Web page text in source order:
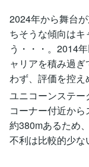
2024年から舞台
ちそうな傾向は
う・・・。2014
ャリアを積み過
わず、評価を控え
ユニコーンステ
コーナー付近か
約380mあるため
不利は比較的少な